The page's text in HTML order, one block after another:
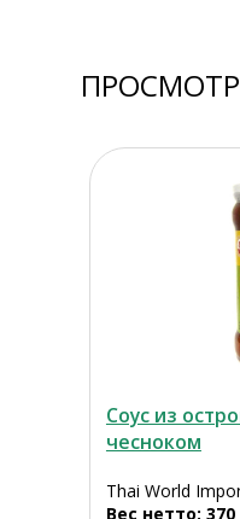
Соус из
чесноком
Thai World
Вес нетто: 370